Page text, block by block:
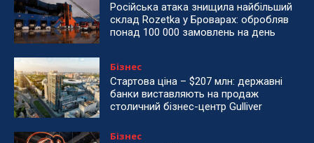
Російська атака знищила найбільший
склад Rozetka у Броварах: обробляв
понад 100 000 замовлень на день
Бізнес
Стартова ціна – $207 млн: державні
банки виставляють на продаж
столичний бізнес-центр Gulliver
Бізнес